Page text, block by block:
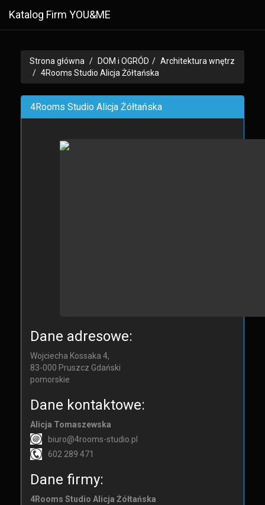
Katalog Firm YOU&ME
Strona główna DOM i OGRÓD
Architektura wnętrz
4Rooms Studio Alicja Żółtańska
4Rooms Studio Alicja Żółtańska
Dane adresowe:
Wojciecha Kossaka 4,
83-000 Pruszcz Gdański
pomorskie
Dane kontaktowe:
Alicja Tomaszewska
biuro@4rooms-studio.pl
602 289 471
Dane firmy:
4Rooms Studio Alicja Żółtańska